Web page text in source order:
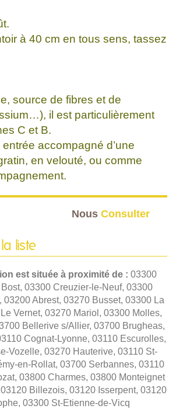
à 40 cm en tous sens, tassez
source de fibres et de
il est particulièrement
C et B.
accompagné d’une
en velouté, ou comme
Nous Consulter
liste
est située à proximité de : 03300
03300 Creuzier-le-Neuf, 03300
03200 Abrest, 03270 Busset, 03300 La
Vernet, 03270 Mariol, 03300 Molles,
Bellerive s/Allier, 03700 Brugheas,
Cognat-Lyonne, 03110 Escurolles,
Vozelle, 03270 Hauterive, 03110 St-
en-Rollat, 03700 Serbannes, 03110
03800 Charmes, 03800 Monteignet
Billezois, 03120 Isserpent, 03120
03300 St-Etienne-de-Vicq